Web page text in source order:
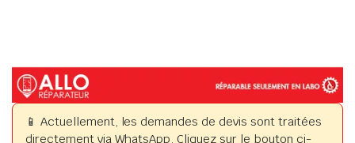
📱 Actuellement, les demandes de devis sont traitées
directement via WhatsApp. Cliquez sur le bouton ci-